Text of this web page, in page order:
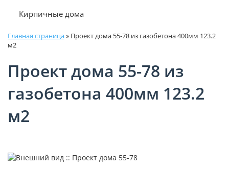
Кирпичные дома
Главная страница» Проект дома 55-78 из газобетона 400мм 123.2
м2
Проект дома 55-78 из
газобетона 400мм 123.2
м2